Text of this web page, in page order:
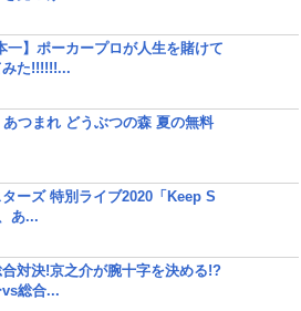
一】ポーカープロが人生を賭けて
みた!!!!!!...
つまれ どうぶつの森 夏の無料
ーズ 特別ライブ2020「Keep S
あ...
対決!京之介が腕十字を決める!?
vs総合...